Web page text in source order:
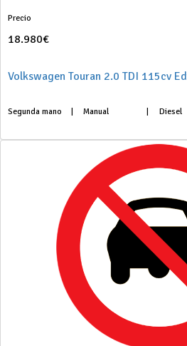
Precio
18.980€
Volkswagen Touran 2.0 TDI 115cv
Segunda mano Manual Diesel